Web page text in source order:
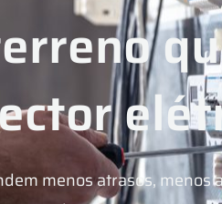
menos atrasos,